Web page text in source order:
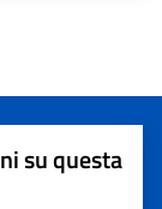
su questa